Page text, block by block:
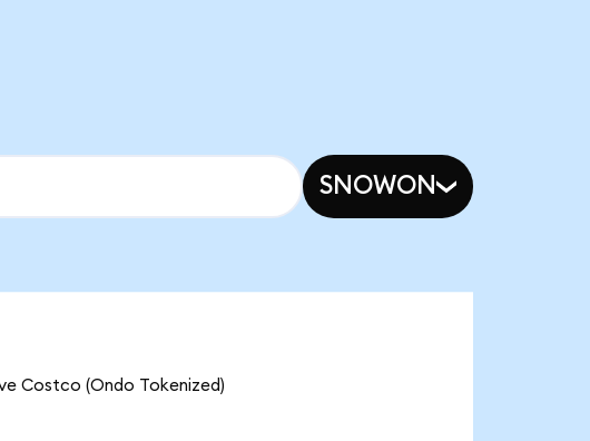
SNOWON
Costco (Ondo Tokenized)